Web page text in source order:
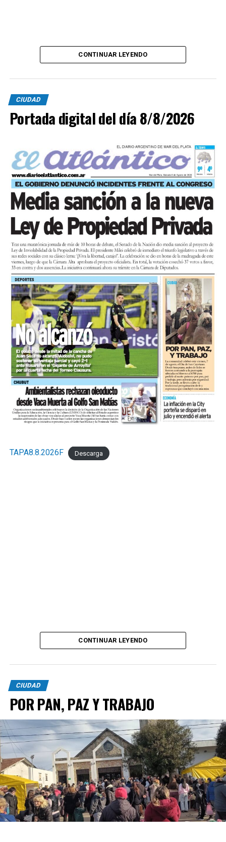
CONTINUAR LEYENDO
CIUDAD
Portada digital del día 8/8/2026
TAPA8.8.2026F Descarga
CONTINUAR LEYENDO
CIUDAD
POR PAN, PAZ Y TRABAJO